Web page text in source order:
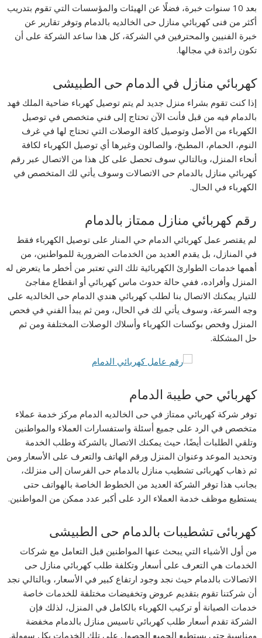
بعد 10 سنوات خبرة، فضلًا عن الهيئات والمؤسسات التي تقوم بتدريب
أكثر من فنى كهربائي منازل حى الخالديه بالدمام وتوفر تقارير عن
خبرة الفنيين والمحترفين في الشركة، كل هذا ساعد الشركة على أن
تكون رائدة في مجالها.
كهربائي منازل في الدمام حى الطبيشى
إذا كنت تقوم بشراء منزل جديد لم يتم توصيل كهرباء ضاحية الملك فهد
بالدمام فيه من قبل فأنت الآن تحتاج إلى فني متخصص في توصيل
الكهرباء من الأصل وتوصيل كافة الوصلات التي تحتاج لها في غرف
النوم، الحمام، المطبخ، والصالون وغيرها أي توصيل الكهرباء لكافة
أنحاء المنزل، وبالتالي سوف تحصل على كل هذا من الاتصال عبر رقم
كهربائي منازل بالدمام حى الاتصالات وسوف يأتي لك المتخصص في
الكهرباء في الحال.
رقم كهربائي منازل ممتاز بالدمام
لم يقتصر عمل كهربائي الدمام حي المنار على توصيل الكهرباء فقط
في المنازل، بل يقدم العديد من الخدمات الضرورية للمواطنين، من
أهمها خدمات الطوارئ الكهربائية تلك التي تعتبر من أخطر ما يتعرض له
المنزل وأفراده، ففي حالة حدوث ماس كهربائي أو انقطاع مفاجئ
للتيار يمكنك الاتصال بنا لطلب كهربائي هندي الدمام حى الخالديه على
وجه السرعة، وسوف يأتي لك في الحال، ومن ثم يبدأ الفني في فحص
المنزل وفحص بوكسات الكهرباء وأسلاك الوصلات المختلفة ومن ثم
حل المشكلة.
كهربائي حي طيبة الدمام
توفر شركة كهربائي ممتاز في حى الخالديه الدمام مركز خدمة عملاء
متخصص في الرد على جميع أسئلة واستفسارات العملاء والمواطنين
وتلقي الطلبات أيضًا، حيث يمكنك الاتصال بالشركة وطلب الخدمة
وتحديد الموعد وعنوان المنزل ورقم الهاتف والتعرف على الأسعار ومن
ثم ذهاب كهربائى تشطيب منازل بالدمام حى الفرسان إلى منزلك،
بجانب هذا توفر الشركة العديد من الخطوط الخاصة بالهواتف حتى
يستطيع موظف خدمة العملاء الرد على أكبر عدد ممكن من المواطنين.
كهربائى تشطيبات بالدمام حى الطبيشى
من أول الأشياء التي يبحث عنها المواطنين قبل التعامل مع شركات
الخدمات هي التعرف على أسعار وتكلفة طلب كهربائي منازل حى
الاتصالات بالدمام حيث نجد وجود ارتفاع كبير في الأسعار، وبالتالي نجد
أن شركتنا تقوم بتقديم عروض وتخفيضات مختلفة للخدمات خاصة
خدمات الصيانة أو تركيب الكهرباء بالكامل في المنزل، لذلك فإن
الشركة تقدم أسعار طلب كهربائي تاسيس منازل بالدمام مخفضة
ومناسبة حتى يستطيع الجميع الحصول على تلك الخدمات بكل سهولة.